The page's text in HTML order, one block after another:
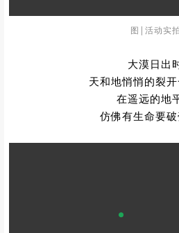
图|活动实
大漠日出
天和地悄悄的裂开